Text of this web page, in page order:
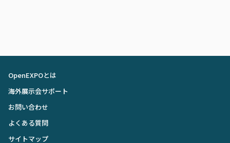
OpenEXPOとは
海外展示会サポート
お問い合わせ
よくある質問
サイトマップ